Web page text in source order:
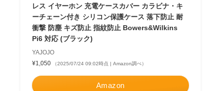
レス イヤーホン 充電ケースカバー カラビナ・キ
ーチェーン付き シリコン保護ケース 落下防止 耐
衝撃 防塵 キズ防止 指紋防止 Bowers&Wilkins
Pi6 対応 (ブラック)
YAJOJO
¥1,050
（2025/07/24 09:02時点 | Amazon調べ）
Amazon